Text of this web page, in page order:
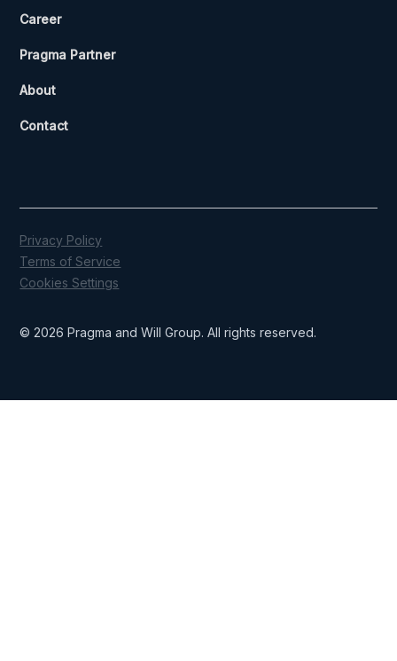
Career
Pragma Partner
About
Contact
© 2026 Pragma and Will Group. All rights reserved.
Privacy Policy
Terms of Service
Cookies Settings